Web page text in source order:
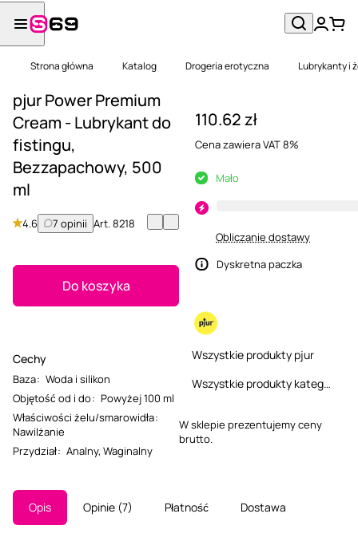
Strona główna Katalog Drogeria erotyczna Lubrykanty i
pjur Power Premium
Cream - Lubrykant do
fistingu,
Bezzapachowy, 500
ml
4.6 7 opinii Art.8218
Do koszyka
Cechy
Baza: Woda i silikon
Objętość od i do: Powyżej 100 ml
Właściwości żelu/smarowidła:
Nawilżanie
Przydział: Analny, Waginalny
110.62 zł
Cena zawiera VAT 8%
Mało
Obliczanie dostawy
Dyskretna paczka
Wszystkie produkty pjur
Wszystkie produkty kategorii
W sklepie prezentujemy ceny
brutto.
Opis Opinie 7 Płatność Dostawa